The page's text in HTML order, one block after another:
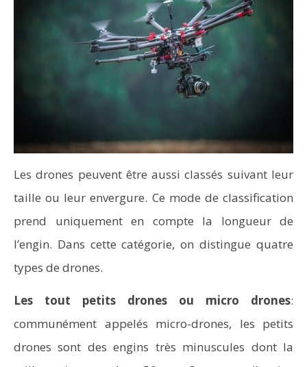
Les drones peuvent être aussi classés suivant leur
taille ou leur envergure. Ce mode de classification
prend uniquement en compte la longueur de
l’engin. Dans cette catégorie, on distingue quatre
types de drones.
Les tout petits drones ou micro drones:
communément appelés micro-drones, les petits
drones sont des engins très minuscules dont la